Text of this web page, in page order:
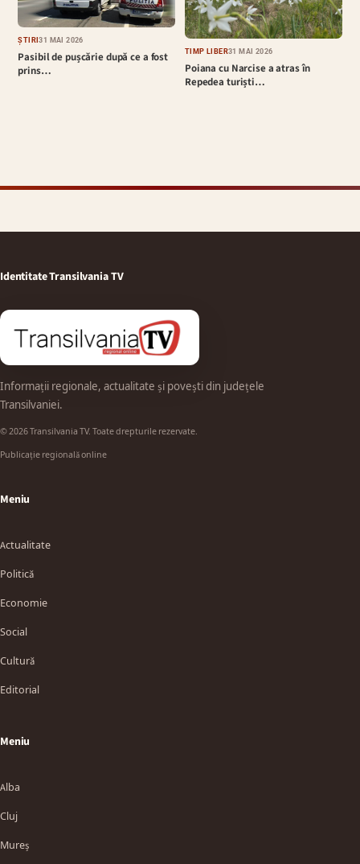
ȘTIRI31 MAI 2026
Pasibil de pușcărie după ce a fost
prins…
TIMP LIBER31 MAI 2026
Poiana cu Narcise a atras în
Repedea turiști…
Identitate Transilvania TV
Informații regionale, actualitate și povești din județele
Transilvaniei.
© 2026 Transilvania TV. Toate drepturile rezervate.
Publicație regională online
Meniu
Actualitate
Politică
Economie
Social
Cultură
Editorial
Meniu
Alba
Cluj
Mureș